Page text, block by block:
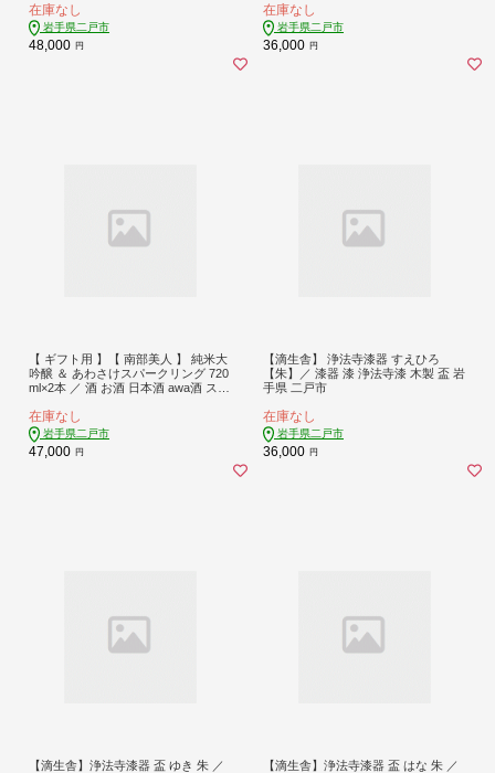
在庫なし
岩手県二戸市
48,000 円
在庫なし
岩手県二戸市
36,000 円
【 ギフト用 】【 南部美人 】 純米大
吟醸 ＆ あわさけスパークリング 720
ml×2本 ／ 酒 お酒 日本酒 awa酒 スパ
せ ギフト箱入 国産
在庫なし
岩手県二戸市
47,000 円
【滴生舎】 浄法寺漆器 すえひろ
【朱】／ 漆器 漆 浄法寺漆 木製 盃 岩
手県 二戸市
在庫なし
岩手県二戸市
36,000 円
【滴生舎】浄法寺漆器 盃 ゆき 朱 ／
【滴生舎】浄法寺漆器 盃 はな 朱 ／